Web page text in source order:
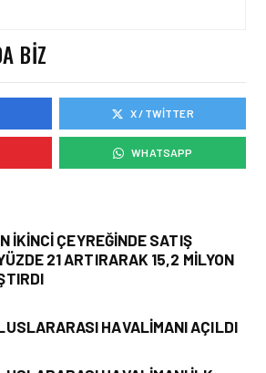
ALINIYOR?
HAVACILIK • 05 AĞU 2026
ÇELEBI HAVACILIK
MACARISTAN’DAN
BUDAPEŞTE GÖNÜLLÜ
BIZ
X / TWITTER
WHATSAPP
IKINCI ÇEYREĞINDE SATIŞ
21 ARTIRARAK 15,2 MILYON
HAVALIMANI AÇILDI